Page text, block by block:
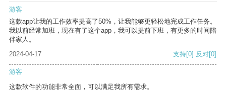
游客
这款app让我的工作效率提高了50%，让我能够更轻松地完成工作任务。
我以前经常加班，现在有了这个app，我可以提前下班，有更多的时间陪
伴家人。
2024-04-17
支持[0] 反对[0]
游客
这款软件的功能非常全面，可以满足我所有需求。